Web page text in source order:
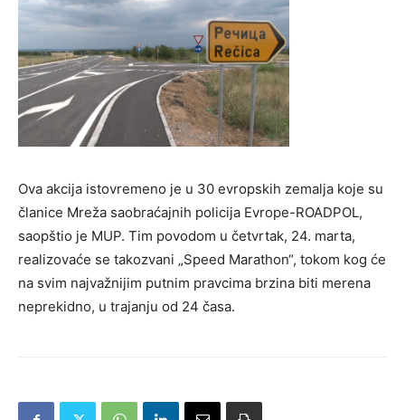
Ova akcija istovremeno je u 30 evropskih zemalja koje su
članice Mreža saobraćajnih policija Evrope-ROADPOL,
saopštio je MUP. Tim povodom u četvrtak, 24. marta,
realizovaće se takozvani „Speed Marathon“, tokom kog će
na svim najvažnijim putnim pravcima brzina biti merena
neprekidno, u trajanju od 24 časa.